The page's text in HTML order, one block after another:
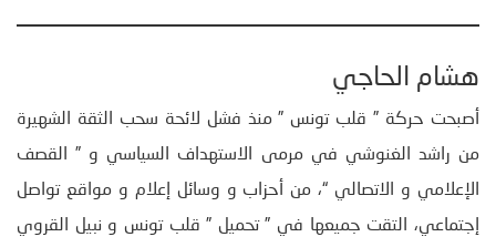
هشام الحاجي
أصبحت حركة ” قلب تونس ” منذ فشل لائحة سحب الثقة الشهيرة
من راشد الغنوشي في مرمى الاستهداف السياسي و ” القصف
الإعلامي و الاتصالي “، من أحزاب و وسائل إعلام و مواقع تواصل
إجتماعي، التقت جميعها في ” تحميل ” قلب تونس و نبيل القروي